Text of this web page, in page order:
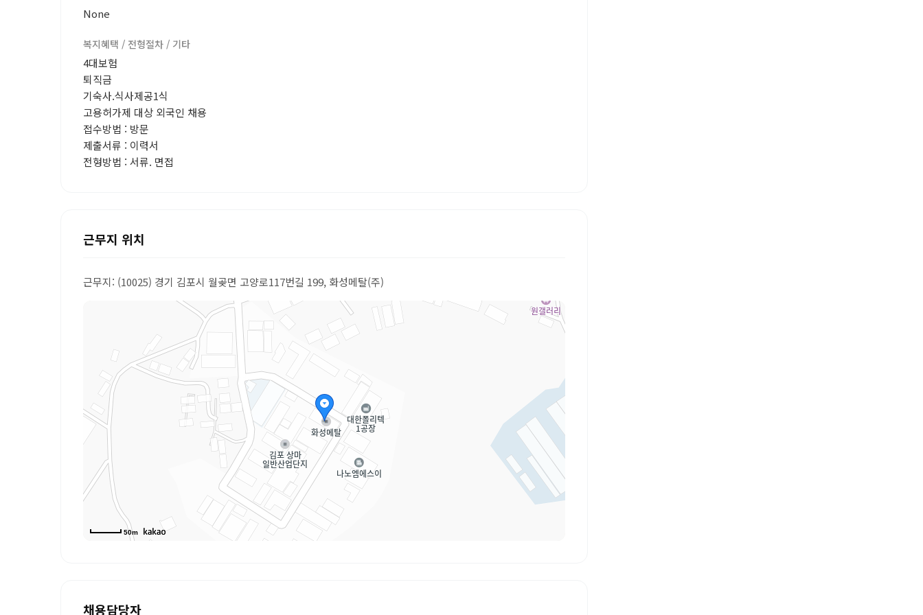
None
복지혜택 / 전형절차 / 기타
4대보험
퇴직금
기숙사.식사제공1식
고용허가제 대상 외국인 채용
접수방법 : 방문
제출서류 : 이력서
전형방법 : 서류. 면접
근무지 위치
근무지: (10025) 경기 김포시 월곶면 고양로117번길 199, 화성메탈(주)
50m
채용담당자